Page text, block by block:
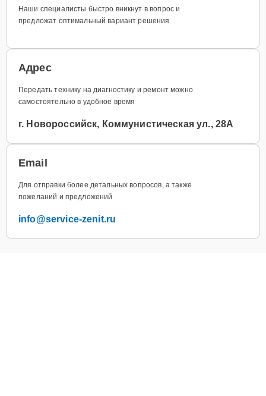
Наши специалисты быстро вникнут в вопрос и
предложат оптимальный вариант решения
Адрес
Передать технику на диагностику и ремонт можно
самостоятельно в удобное время
г. Новороссийск, Коммунистическая ул., 28А
Email
Для отправки более детальных вопросов, а также
пожеланий и предложений
info@service-zenit.ru